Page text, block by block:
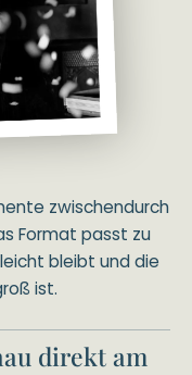
zwischendurch
Format passt zu
bleibt und die
ist.
direkt am